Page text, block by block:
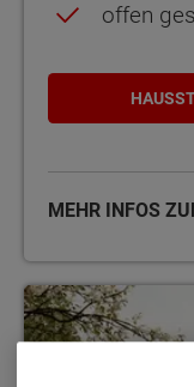
offen
MEHR INFOS
Familienleben auf